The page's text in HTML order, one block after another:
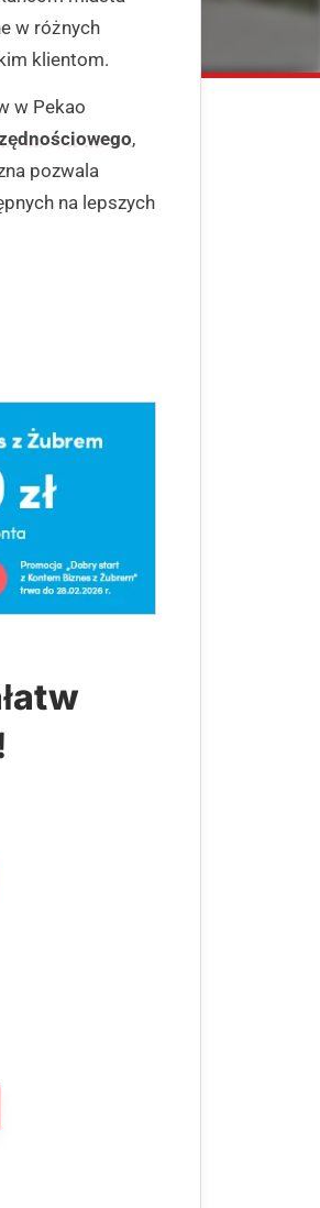
w różnych
klientom.
w Pekao
,
pozwala
na lepszych